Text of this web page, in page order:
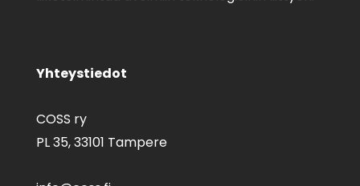
Yhteystiedot
COSS ry
PL 35,33101 Tampere